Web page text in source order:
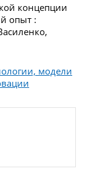
концепции
опыт :
модели